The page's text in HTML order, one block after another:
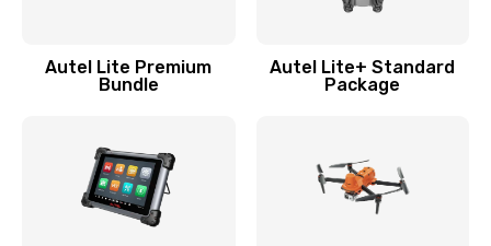
Autel Lite Premium
Bundle
Autel Lite+ Standard
Package